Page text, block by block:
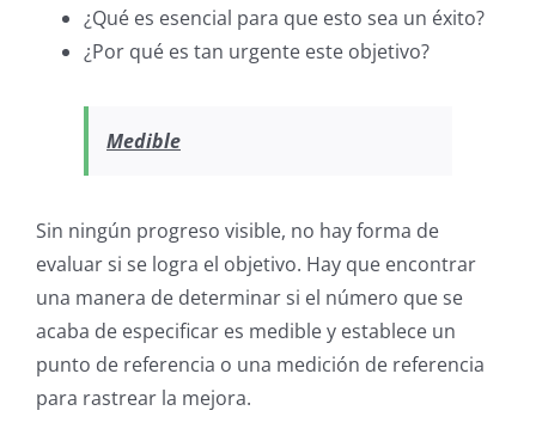
¿Qué es esencial para que esto sea un éxito?
¿Por qué es tan urgente este objetivo?
Medible
Sin ningún progreso visible, no hay forma de
evaluar si se logra el objetivo. Hay que encontrar
una manera de determinar si el número que se
acaba de especificar es medible y establece un
punto de referencia o una medición de referencia
para rastrear la mejora.